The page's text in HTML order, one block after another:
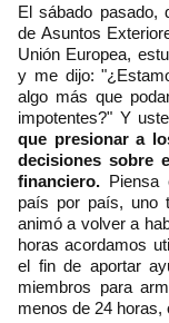
El sábado pasado,
de Asuntos
Unión Europea,
y me dijo:
algo más que
impotentes?" Y
que presionar a
decisiones sobre
financiero. Piensa
país por país, uno
animó a volver a
horas acordamos
el fin de aportar
miembros para
menos de 24 horas,